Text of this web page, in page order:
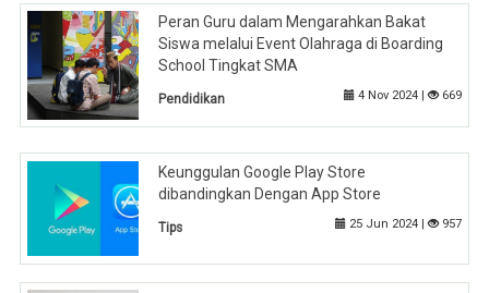
Peran Guru dalam Mengarahkan Bakat
Siswa melalui Event Olahraga di Boarding
School Tingkat SMA
Pendidikan 4 Nov 2024 | 669
Keunggulan Google Play Store
dibandingkan Dengan App Store
Tips 25 Jun 2024 | 957